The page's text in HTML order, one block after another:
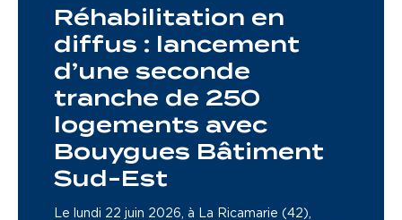
Réhabilitation en
diffus : lancement
d’une seconde
tranche de 250
logements avec
Bouygues Bâtiment
Sud-Est
Le lundi 22 juin 2026, à La Ricamarie (42),